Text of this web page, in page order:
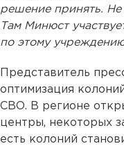
решение принять. Не
Там Минюст
по этому
Представитель
оптимизация
СВО. В регионе
центры, некоторых
есть колоний